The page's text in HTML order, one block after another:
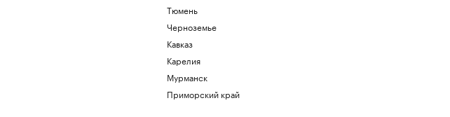
Тюмень
Черноземье
Кавказ
Карелия
Мурманск
Приморский край